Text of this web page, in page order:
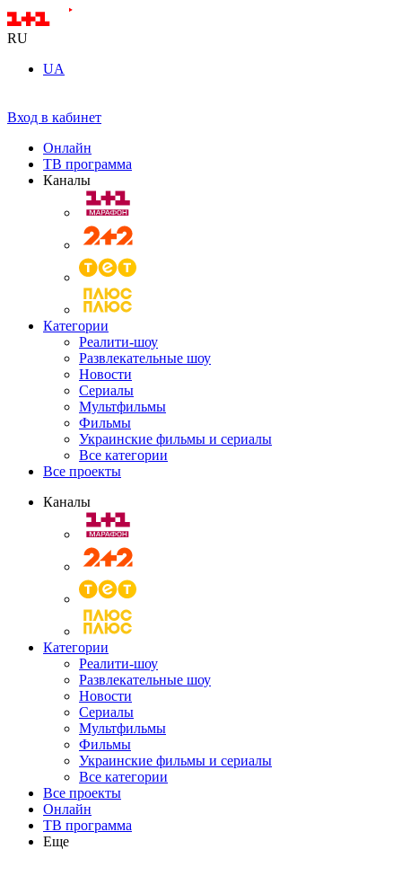
RU
UA
Вход в кабинет
Онлайн
ТВ программа
Каналы
Категории
Реалити-шоу
Развлекательные шоу
Новости
Сериалы
Мультфильмы
Фильмы
Украинские фильмы и сериалы
Все категории
Все проекты
Каналы
Категории
Реалити-шоу
Развлекательные шоу
Новости
Сериалы
Мультфильмы
Фильмы
Украинские фильмы и сериалы
Все категории
Все проекты
Онлайн
ТВ программа
Еще